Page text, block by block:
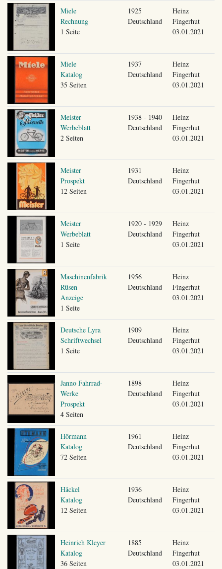
Miele
Rechnung
1 Seite
1925
Deutschland
Heinz
Fingerhut
03.01.2021
Miele
Katalog
35 Seiten
1937
Deutschland
Heinz
Fingerhut
03.01.2021
Meister
Werbeblatt
2 Seiten
1938 - 1940
Deutschland
Heinz
Fingerhut
03.01.2021
Meister
Prospekt
12 Seiten
1931
Deutschland
Heinz
Fingerhut
03.01.2021
Meister
Werbeblatt
1 Seite
1920 - 1929
Deutschland
Heinz
Fingerhut
03.01.2021
Maschinenfabrik
Rüsen
Anzeige
1 Seite
1956
Deutschland
Heinz
Fingerhut
03.01.2021
Deutsche Lyra
Schriftwechsel
1 Seite
1909
Deutschland
Heinz
Fingerhut
03.01.2021
Janno Fahrrad-
Werke
Prospekt
4 Seiten
1898
Deutschland
Heinz
Fingerhut
03.01.2021
Hörmann
Katalog
72 Seiten
1961
Deutschland
Heinz
Fingerhut
03.01.2021
Häckel
Katalog
12 Seiten
1936
Deutschland
Heinz
Fingerhut
03.01.2021
Heinrich Kleyer
Katalog
36 Seiten
1885
Deutschland
Heinz
Fingerhut
03.01.2021